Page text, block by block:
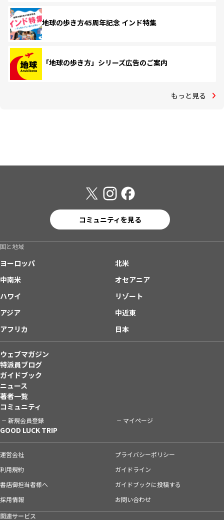
地球の歩き方45周年記念 インド特集
「地球の歩き方」シリーズ広告のご案内
もっと見る
コミュニティを見る
国と地域
ヨーロッパ
北米
中南米
オセアニア
ハワイ
リゾート
アジア
中近東
アフリカ
日本
ウェブマガジン
特派員ブログ
ガイドブック
ニュース
著者一覧
コミュニティ
新規会員登録 マイページ
GOOD LUCK TRIP
運営会社
プライバシーポリシー
利用規約
ガイドライン
書店御担当者様へ
ガイドブックに投稿する
採用情報
お問い合わせ
関連サービス